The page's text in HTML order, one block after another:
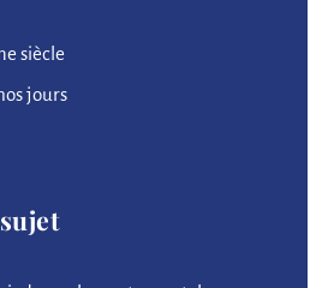
siècle
jours